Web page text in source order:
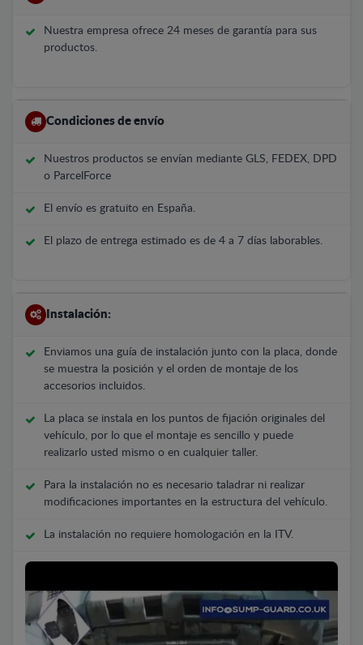
Nuestra empresa ofrece 24 meses de garantía para sus
productos.
Condiciones de envío
Nuestros productos se envían mediante GLS, FEDEX, DPD
o ParcelForce
El envío es gratuito en España.
El plazo de entrega estimado es de 4 a 7 días laborables.
Instalación:
Enviamos una guía de instalación junto con la placa, donde
se muestra la posición y el orden de montaje de los
accesorios incluidos.
La placa se instala en los puntos de fijación originales del
vehículo, por lo que el montaje es sencillo y puede
realizarlo usted mismo o en cualquier taller.
Para la instalación no es necesario taladrar ni realizar
modificaciones importantes en la estructura del vehículo.
La instalación no requiere homologación en la ITV.